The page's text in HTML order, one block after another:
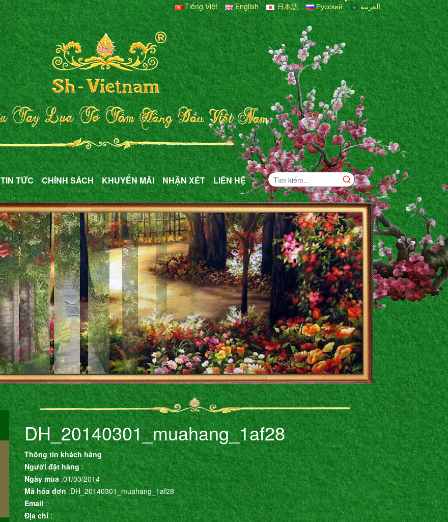
Tiếng Việt English 日本語 Русский العربية
TIN TỨC CHÍNH SÁCH KHUYẾN MÃI NHẬN XÉT LIÊN HỆ
DH_20140301_muahang_1af28
Thông tin khách hàng
Người đặt hàng:
Ngày mua:01/03/2014
Mã hóa đơn:DH_20140301_muahang_1af28
Email:
Địa chỉ: